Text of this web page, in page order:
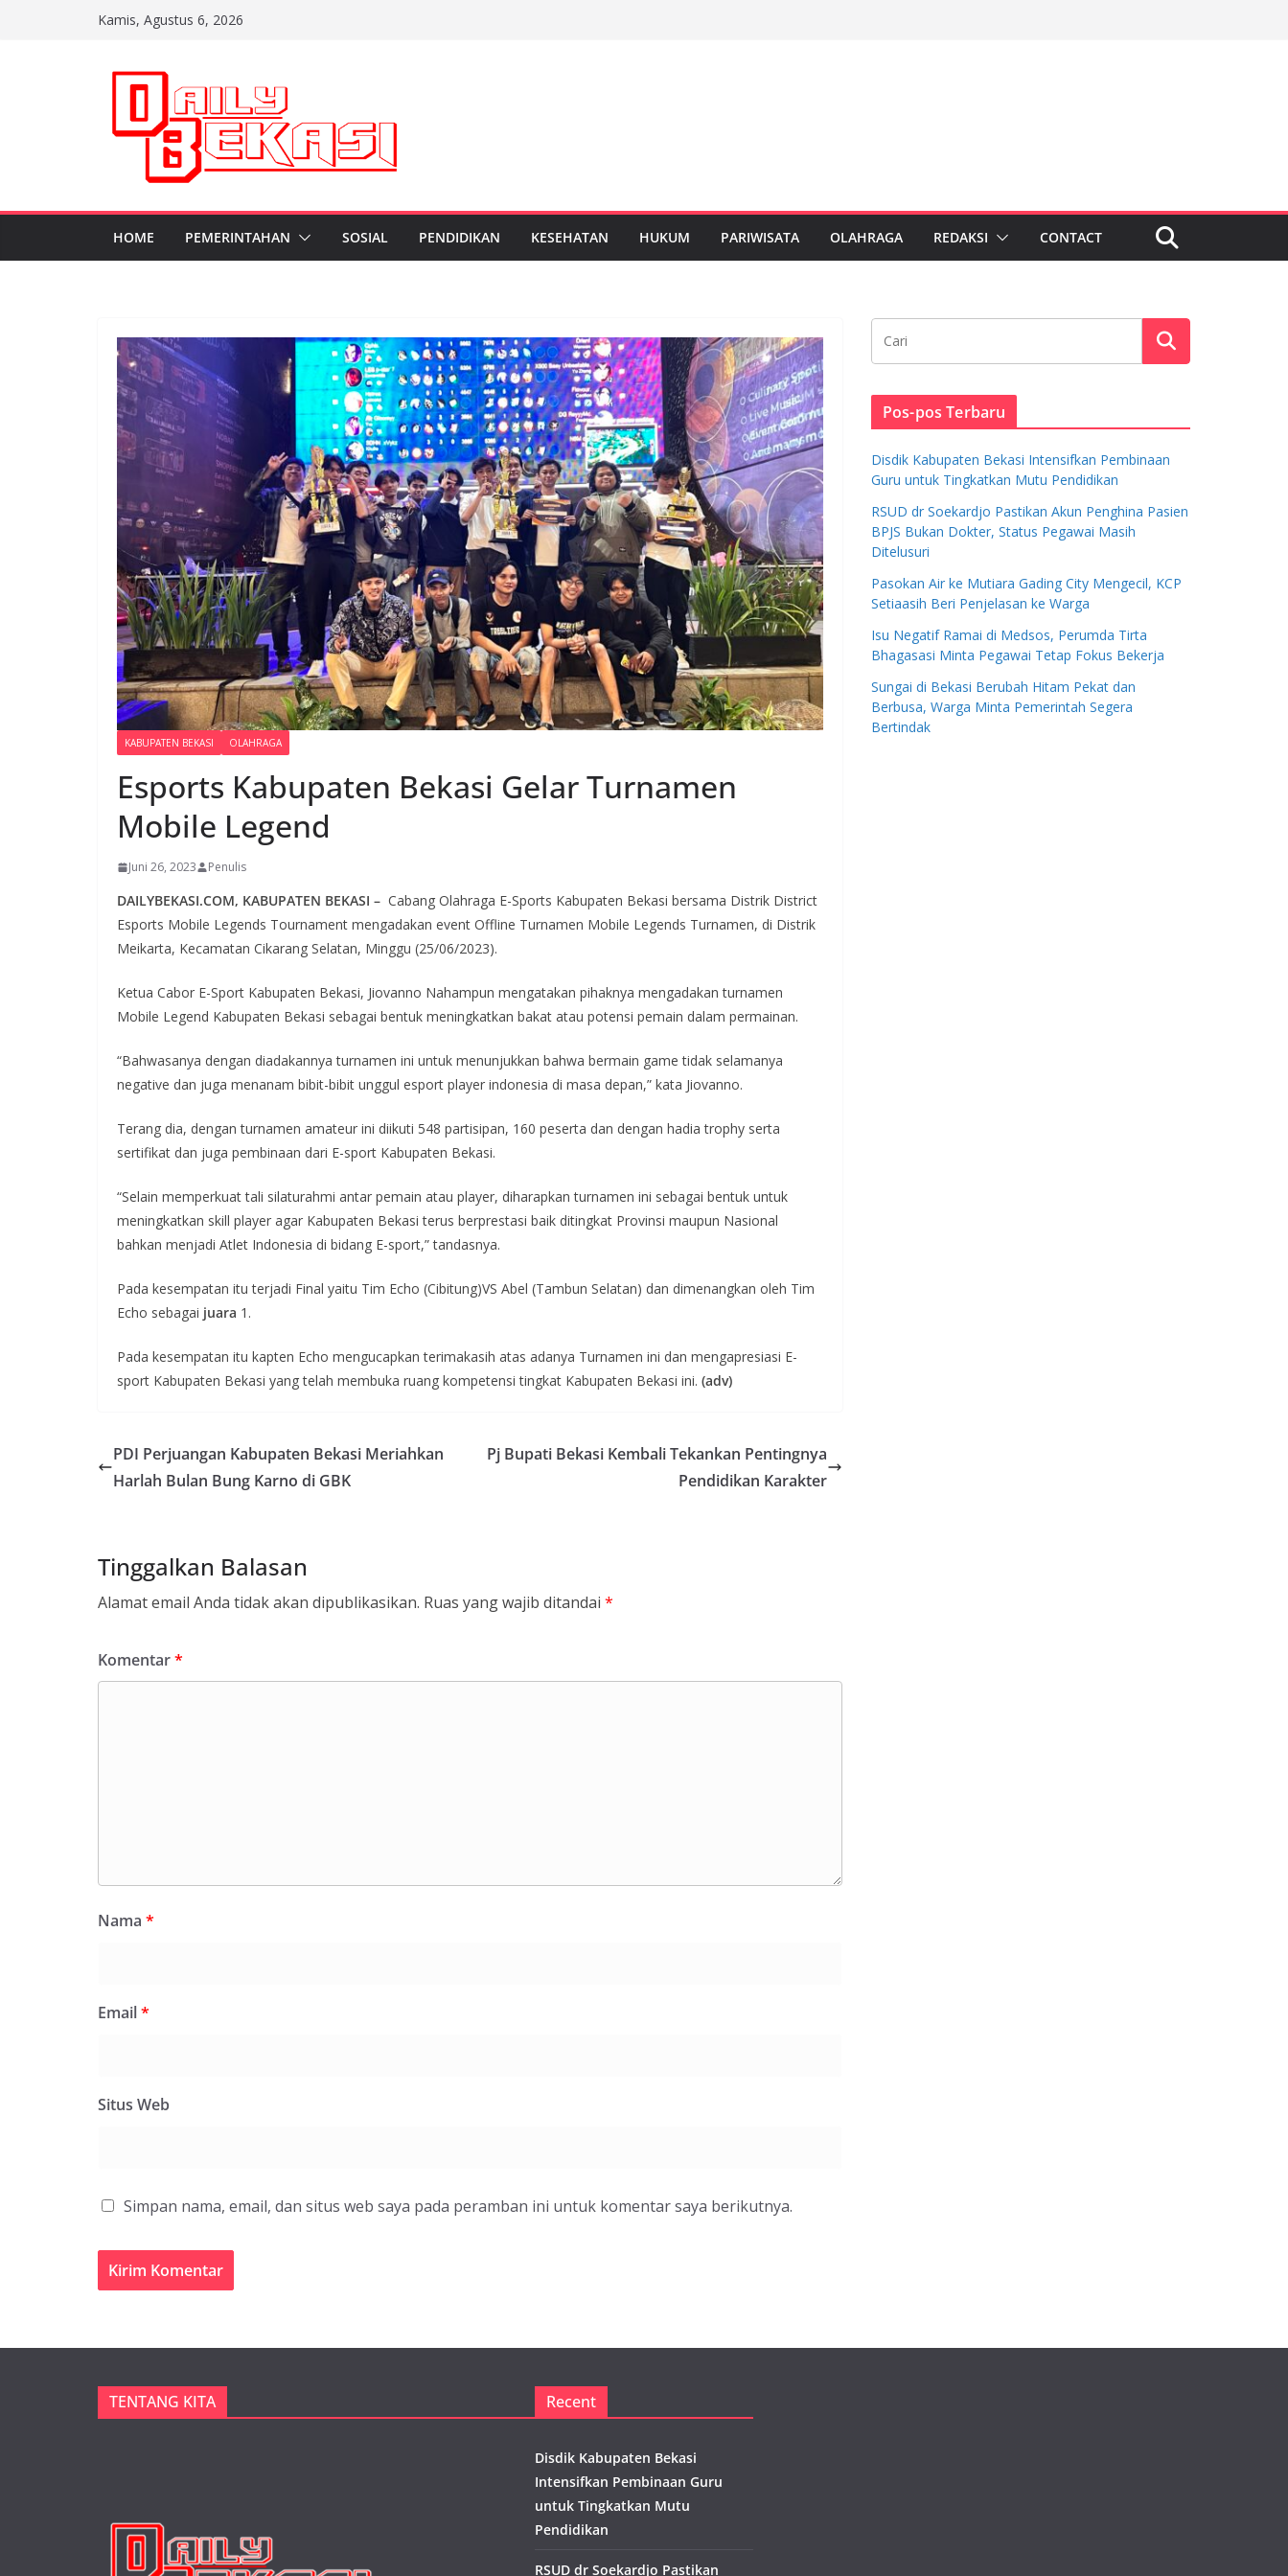
Kamis, Agustus 6, 2026
HOME PEMERINTAHAN SOSIAL PENDIDIKAN KESEHATAN HUKUM PARIWISATA OLAHRAGA REDAKSI CONTACT
KABUPATEN BEKASI OLAHRAGA
Esports Kabupaten Bekasi Gelar Turnamen
Mobile Legend
Juni 26, 2023 Penulis
DAILYBEKASI.COM, KABUPATEN BEKASI – Cabang Olahraga E-Sports Kabupaten Bekasi bersama Distrik District
Esports Mobile Legends Tournament mengadakan event Offline Turnamen Mobile Legends Turnamen, di Distrik
Meikarta, Kecamatan Cikarang Selatan, Minggu (25/06/2023).
Ketua Cabor E-Sport Kabupaten Bekasi, Jiovanno Nahampun mengatakan pihaknya mengadakan turnamen
Mobile Legend Kabupaten Bekasi sebagai bentuk meningkatkan bakat atau potensi pemain dalam permainan.
“Bahwasanya dengan diadakannya turnamen ini untuk menunjukkan bahwa bermain game tidak selamanya
negative dan juga menanam bibit-bibit unggul esport player indonesia di masa depan,” kata Jiovanno.
Terang dia, dengan turnamen amateur ini diikuti 548 partisipan, 160 peserta dan dengan hadia trophy serta
sertifikat dan juga pembinaan dari E-sport Kabupaten Bekasi.
“Selain memperkuat tali silaturahmi antar pemain atau player, diharapkan turnamen ini sebagai bentuk untuk
meningkatkan skill player agar Kabupaten Bekasi terus berprestasi baik ditingkat Provinsi maupun Nasional
bahkan menjadi Atlet Indonesia di bidang E-sport,” tandasnya.
Pada kesempatan itu terjadi Final yaitu Tim Echo (Cibitung)VS Abel (Tambun Selatan) dan dimenangkan oleh Tim
Echo sebagai juara 1.
Pada kesempatan itu kapten Echo mengucapkan terimakasih atas adanya Turnamen ini dan mengapresiasi E-
sport Kabupaten Bekasi yang telah membuka ruang kompetensi tingkat Kabupaten Bekasi ini. (adv)
PDI Perjuangan Kabupaten Bekasi Meriahkan
Harlah Bulan Bung Karno di GBK
Pj Bupati Bekasi Kembali Tekankan Pentingnya
Pendidikan Karakter
Tinggalkan Balasan
Alamat email Anda tidak akan dipublikasikan. Ruas yang wajib ditandai *
Komentar*
Nama *
Email*
Situs Web
Simpan nama, email, dan situs web saya pada peramban ini untuk komentar saya berikutnya.
Pos-pos Terbaru
Disdik Kabupaten Bekasi Intensifkan Pembinaan
Guru untuk Tingkatkan Mutu Pendidikan
RSUD dr Soekardjo Pastikan Akun Penghina Pasien
BPJS Bukan Dokter, Status Pegawai Masih
Ditelusuri
Pasokan Air ke Mutiara Gading City Mengecil, KCP
Setiaasih Beri Penjelasan ke Warga
Isu Negatif Ramai di Medsos, Perumda Tirta
Bhagasasi Minta Pegawai Tetap Fokus Bekerja
Sungai di Bekasi Berubah Hitam Pekat dan
Berbusa, Warga Minta Pemerintah Segera
Bertindak
TENTANG KITA Recent
Disdik Kabupaten Bekasi
Intensifkan Pembinaan Guru
untuk Tingkatkan Mutu
Pendidikan
RSUD dr Soekardjo Pastikan